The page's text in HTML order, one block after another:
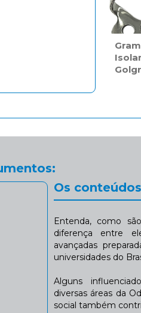
Os conteúdos
Entenda, como
diferença entre
avançadas
universidades do
Alguns
diversas áreas da
social também